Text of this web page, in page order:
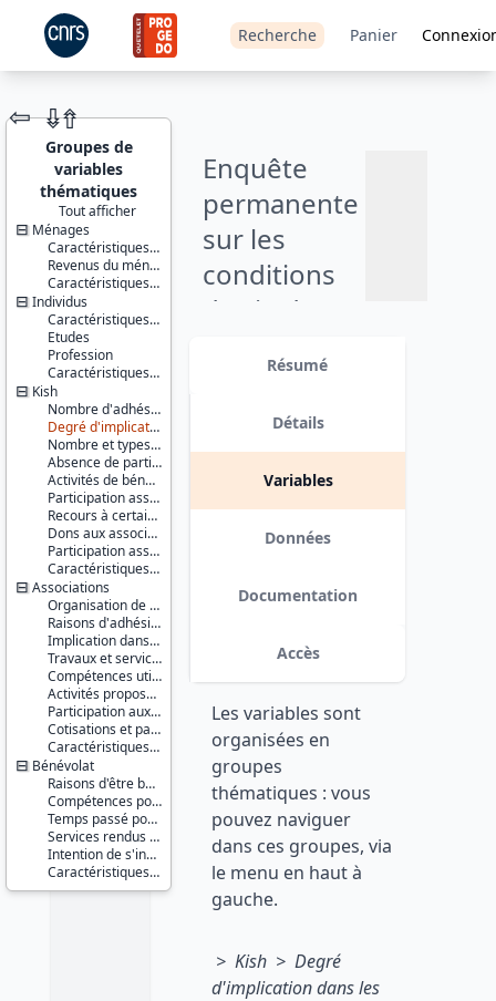
Recherche Panier
JEU DE
DONNÉES
Enquête
permanente
sur les
conditions
de vie des
partie
variable : vie
associative -
octobre
2002
2012-04-16
⇦ ⇮⇮
Groupes de
variables
thématiques
Tout afficher
Ménages
Caractéristiques du ménage et de la personne de référence
Revenus du ménage
Caractéristiques d'enquête
Individus
Caractéristiques socio-démographiques
Etudes
Profession
Caractéristiques d'enquête
Kish
Nombre d'adhésions à des associations
Degré d'implication dans les associations
Nombre et types d'associations
Absence de participation associative
Activités de bénévolat
Participation associative passée
Recours à certaines associations
Dons aux associations
Participation associative des proches
Caractéristiques d'enquête
Associations
Organisation de l'association
Raisons d'adhésion à l'association
Implication dans l'association
Travaux et services rendus dans le cadre de l'association
Compétences utilisées dans le cadre de l'association
Activités proposées ou organisées par l'association
Participation aux activités de l'association
Cotisations et participations financières
Caractéristiques d'enquête
Bénévolat
Raisons d'être bénévole
Compétences pour l'activité bénévole
Temps passé pour l'association
Services rendus en tant que bénévole
Intention de s'investir plus pour l'association
Caractéristiques d'enquête
Identifiants :
lil-0158
doi:10.13144/lil-
Thème :
Conditions
de vie et
société
Série :
Enquête
Permanente
sur les
Conditions
de Vie des
ménages
(EPCV)
Couverture
géographique :
France
métropolitaine
Producteur :
INSEE
Diffuseur :
Progedo-
Adisp
Résumé
Détails
Variables
Données
Documentation
Accès
Les variables sont
organisées en
groupes
thématiques : vous
pouvez naviguer
dans ces groupes, via
le menu en haut à
gauche.
> Kish > Degré
d'implication dans les